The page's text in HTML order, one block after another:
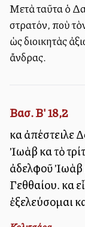
Μετὰ ταῦτα ὁ
στρατόν, ποὺ
ὡς διοικητὰς
ἄνδρας.
Βασ. Β' 18,2
καὶ ἀπέστειλε
Ἰωὰβ καὶ τὸ
ἀδελφοῦ Ἰωὰβ
Γεθθαίου. καὶ
ἐξελεύσομαι